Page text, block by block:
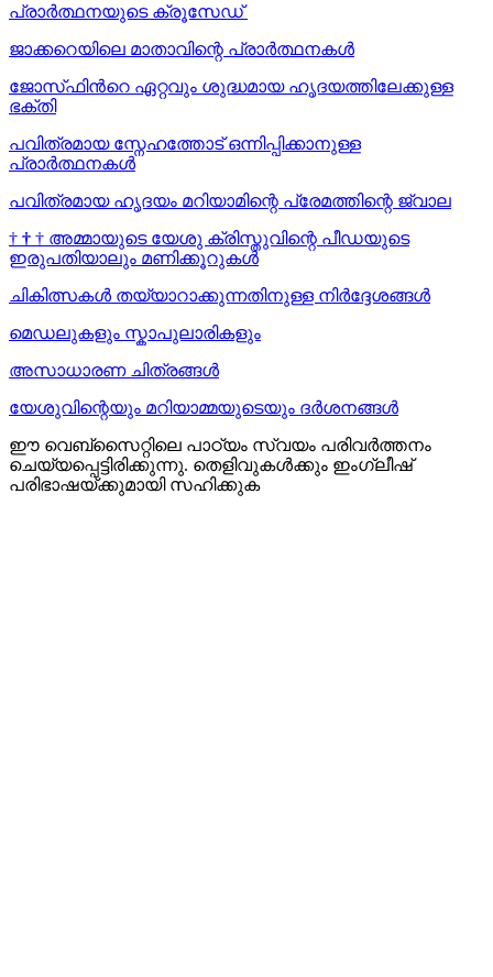
പ്രാർത്ഥനയുടെ ക്രൂസേഡ്
ജാക്കറെയിലെ മാതാവിന്റെ പ്രാർത്ഥനകൾ
ജോസ്‌ഫിന്‍റെ ഏറ്റവും ശുദ്ധമായ ഹൃദയത്തിലേക്കുള്ള
ഭക്തി
പവിത്രമായ സ്നേഹത്തോട് ഒന്നിപ്പിക്കാനുള്ള
പ്രാർത്ഥനകള്‍
പവിത്രമായ ഹൃദയം മറിയാമിന്റെ പ്രേമത്തിന്റെ ജ്വാല
† † † അമ്മായുടെ യേശു ക്രിസ്തുവിന്റെ പീഡയുടെ
ഇരുപതിയാലും മണിക്കൂറുകള്‍
ചികിത്സകൾ തയ്യാറാക്കുന്നതിനുള്ള നിർദ്ദേശങ്ങൾ
മെഡലുകളും സ്കാപുലാരികളും
അസാധാരണ ചിത്രങ്ങൾ
യേശുവിന്റെയും മറിയാമ്മയുടെയും ദർശനങ്ങൾ
ഈ വെബ്സൈറ്റിലെ പാഠ്യം സ്വയം പരിവർത്തനം
ചെയ്യപ്പെട്ടിരിക്കുന്നു. തെളിവുകൾക്കും ഇംഗ്ലീഷ്
പരിഭാഷയ്ക്കുമായി സഹിക്കുക